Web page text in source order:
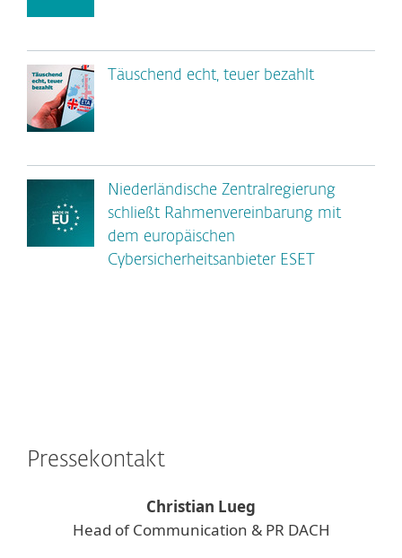
Täuschend echt, teuer bezahlt
Niederländische Zentralregierung
schließt Rahmenvereinbarung mit
dem europäischen
Cybersicherheitsanbieter ESET
Pressekontakt
Christian Lueg
Head of Communication & PR DACH